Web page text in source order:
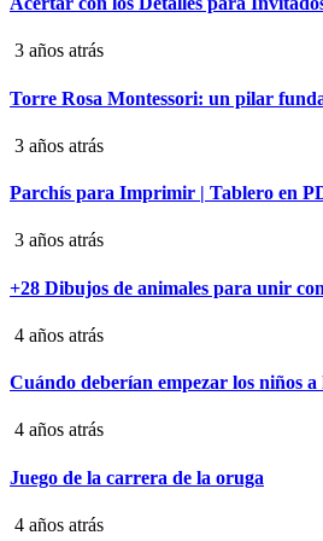
3 años atrás
Torre Rosa Montessori: un pilar
3 años atrás
Parchís para Imprimir | Tablero en
3 años atrás
+28 Dibujos de animales para unir
4 años atrás
Cuándo deberían empezar los niños a
4 años atrás
Juego de la carrera de la oruga
4 años atrás